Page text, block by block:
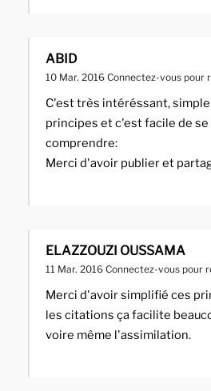
ABID
10 Mar. 2016 Connectez-vous pour
C'est très intéréssant,
principes et c'est facile de
comprendre:
Merci d'avoir publier et
ELAZZOUZI OUSSAMA
11 Mar. 2016 Connectez-vous pour
Merci d'avoir simplifié ces
les citations ça facilite
voire même l'assimilation.